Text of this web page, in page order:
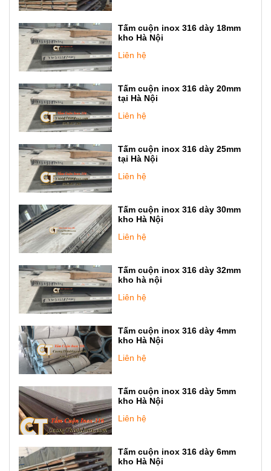
Tấm cuộn inox 316 dày 18mm
kho Hà Nội
Liên hệ
Tấm cuộn inox 316 dày 20mm
tại Hà Nội
Liên hệ
Tấm cuộn inox 316 dày 25mm
tại Hà Nội
Liên hệ
Tấm cuộn inox 316 dày 30mm
kho Hà Nội
Liên hệ
Tấm cuộn inox 316 dày 32mm
kho hà nội
Liên hệ
Tấm cuộn inox 316 dày 4mm
kho Hà Nội
Liên hệ
Tấm cuộn inox 316 dày 5mm
kho Hà Nội
Liên hệ
Tấm cuộn inox 316 dày 6mm
kho Hà Nội